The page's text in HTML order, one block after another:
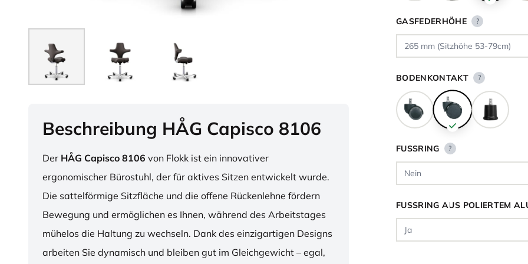
Beschreibung HÅG Capisco 8106
Der HÅG Capisco 8106 von Flokk ist ein innovativer
ergonomischer Bürostuhl, der für aktives Sitzen entwickelt wurde.
Die sattelförmige Sitzfläche und die offene Rückenlehne fördern
Bewegung und ermöglichen es Ihnen, während des Arbeitstages
mühelos die Haltung zu wechseln. Dank des einzigartigen Designs
arbeiten Sie dynamisch und bleiben gut im Gleichgewicht – egal,
GASFEDERHÖHE ?
BODENKONTAKT ?
FUSSRING ?
FUSSRING AUS POLIERTEM